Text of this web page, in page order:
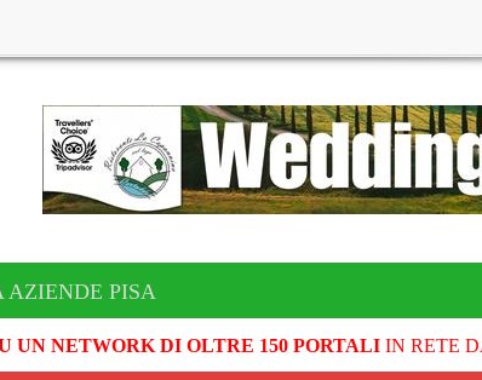
AZIENDE PISA
UN NETWORK DI OLTRE 150 PORTALIIN RETE